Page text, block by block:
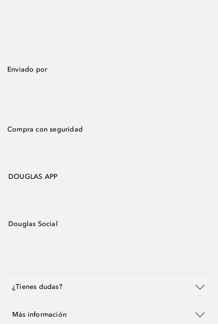
Enviado por
Compra con seguridad
DOUGLAS APP
Douglas Social
¿Tienes dudas?
Más información